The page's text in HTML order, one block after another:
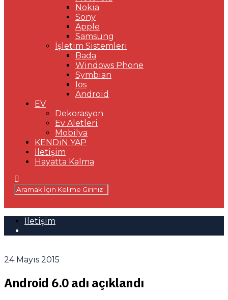
Nokia
Sony
Apple
Samsung
İşletim Sistemleri
Bada
Windows Phone
Symbian
Ios
Android
EV
Dekorasyon
Ev Aletleri
Mobilya
KENDiN YAP
İletişim
Hayatta Kalma
İletişim
24 Mayıs 2015
Android 6.0 adı açıklandı